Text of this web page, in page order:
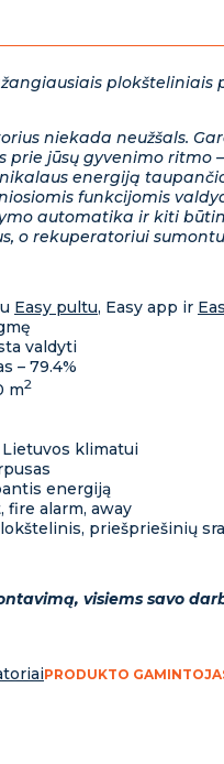
niekada neužšals.
prie jūsų gyvenimo
energiją
funkcijomis
automatika ir kiti
o rekuperatoriui
Easy pultu, Easy app ir
valdyti
– 79.4%
m2
klimatui
energiją
fire alarm, away
priešpriešinių
visiems savo
PRODUKTO